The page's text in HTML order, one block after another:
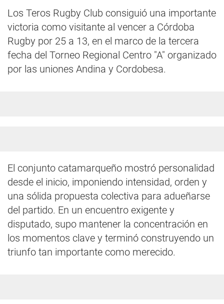
Los Teros Rugby Club consiguió una importante
victoria como visitante al vencer a Córdoba
Rugby por 25 a 13, en el marco de la tercera
fecha del Torneo Regional Centro "A" organizado
por las uniones Andina y Cordobesa.
El conjunto catamarqueño mostró personalidad
desde el inicio, imponiendo intensidad, orden y
una sólida propuesta colectiva para adueñarse
del partido. En un encuentro exigente y
disputado, supo mantener la concentración en
los momentos clave y terminó construyendo un
triunfo tan importante como merecido.